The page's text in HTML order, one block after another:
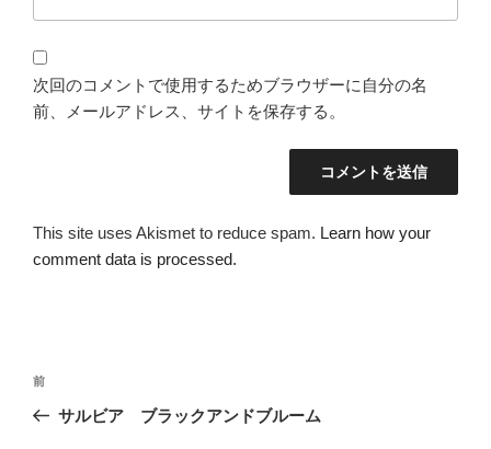
次回のコメントで使用するためブラウザーに自分の名
前、メールアドレス、サイトを保存する。
This site uses Akismet to reduce spam. Learn how your
comment data is processed.
投
ナ
過
去
前
サルビア ブラックアンドブルーム